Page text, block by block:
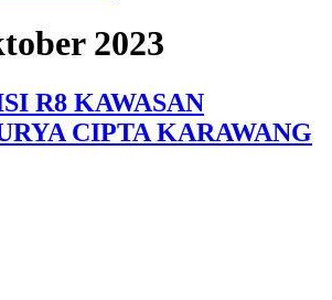
2023
R8 KAWASAN
CIPTA KARAWANG